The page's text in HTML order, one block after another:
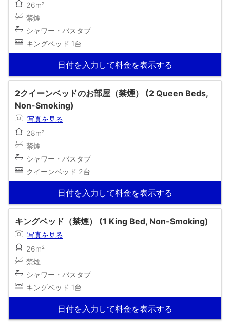
26m²
禁煙
シャワー・バスタブ
キングベッド 1台
日付を入力して料金を表示する
2クイーンベッドのお部屋（禁煙） (2 Queen Beds,
Non-Smoking)
写真を見る
28m²
禁煙
シャワー・バスタブ
クイーンベッド 2台
日付を入力して料金を表示する
キングベッド（禁煙） (1 King Bed, Non-Smoking)
写真を見る
26m²
禁煙
シャワー・バスタブ
キングベッド 1台
日付を入力して料金を表示する